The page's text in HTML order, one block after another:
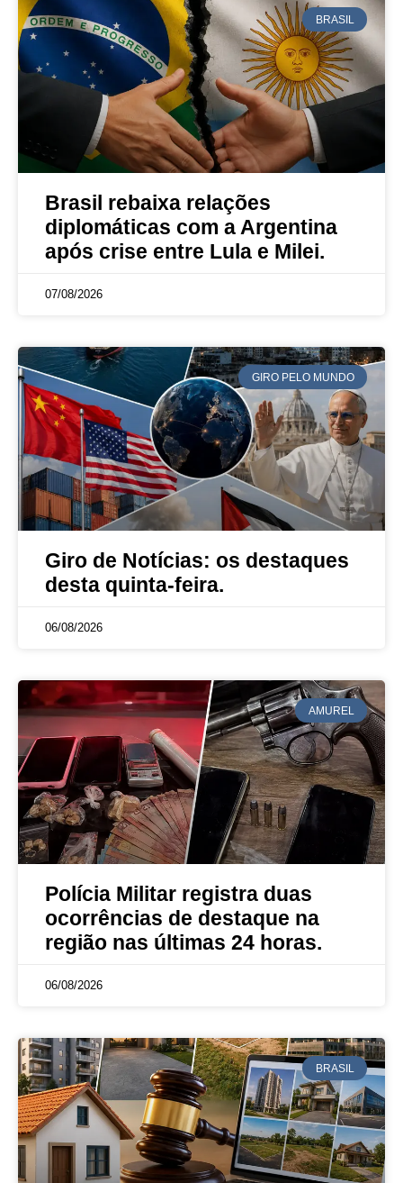
BRASIL
Brasil rebaixa relações
diplomáticas com a Argentina
após crise entre Lula e Milei.
07/08/2026
GIRO PELO MUNDO
Giro de Notícias: os destaques
desta quinta-feira.
06/08/2026
AMUREL
Polícia Militar registra duas
ocorrências de destaque na
região nas últimas 24 horas.
06/08/2026
BRASIL